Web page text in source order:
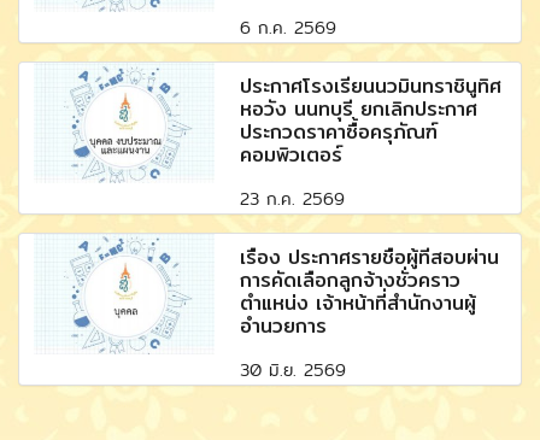
6 ก.ค. 2569
ประกาศโรงเรียนนวมินทราชินูทิศ
หอวัง นนทบุรี ยกเลิกประกาศ
ประกวดราคาซื้อครุภัณฑ์
คอมพิวเตอร์
23 ก.ค. 2569
เรื่อง ประกาศรายชื่อผู้ที่สอบผ่าน
การคัดเลือกลูกจ้างชั่วคราว
ตำแหน่ง เจ้าหน้าที่สำนักงานผู้
อำนวยการ
30 มิ.ย. 2569